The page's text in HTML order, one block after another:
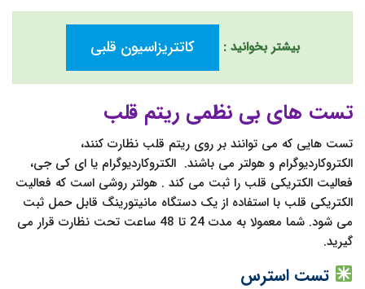
بیشتر بخوانید : کاتتریزاسیون قلبی
تست های بی نظمی ریتم قلب
تست هایی که می توانند بر روی ریتم قلب نظارت کنند،
الکتروکاردیوگرام و هولتر می باشند. الکتروکاردیوگرام یا ای کی جی،
فعالیت الکتریکی قلب را ثبت می کند . هولتر روشی است که فعالیت
الکتریکی قلب با استفاده از یک دستگاه مانیتورینگ قابل حمل ثبت
می شود. شما معمولا به مدت 24 تا 48 ساعت تحت نظارت قرار می
گیرید.
تست استرس